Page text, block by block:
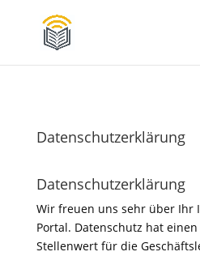
Datenschutzerklärung
Datenschutzerklärung
Wir freuen uns sehr über Ihr
Portal. Datenschutz hat
Stellenwert für die